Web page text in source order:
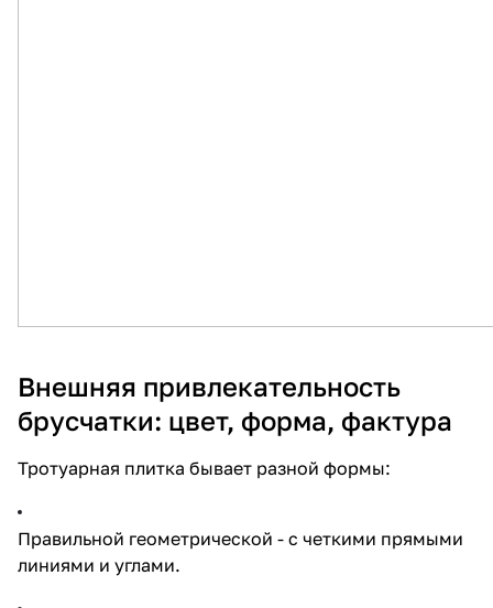
Внешняя привлекательность
брусчатки: цвет, форма, фактура
Тротуарная плитка бывает разной формы:
Правильной геометрической - с четкими прямыми
линиями и углами.